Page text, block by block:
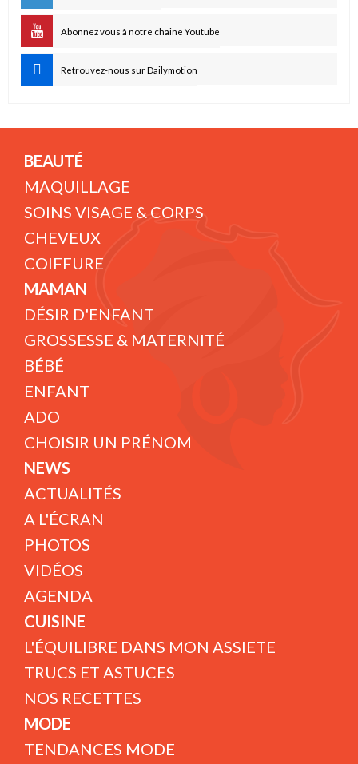
Abonnez vous à notre chaine Youtube
Retrouvez-nous sur Dailymotion
BEAUTÉ
MAQUILLAGE
SOINS VISAGE & CORPS
CHEVEUX
COIFFURE
MAMAN
DÉSIR D'ENFANT
GROSSESSE & MATERNITÉ
BÉBÉ
ENFANT
ADO
CHOISIR UN PRÉNOM
NEWS
ACTUALITÉS
A L'ÉCRAN
PHOTOS
VIDÉOS
AGENDA
CUISINE
L'ÉQUILIBRE DANS MON ASSIETE
TRUCS ET ASTUCES
NOS RECETTES
MODE
TENDANCES MODE